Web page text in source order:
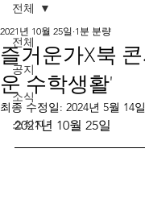
전체
공지
소식
소식지
전체
즐거운가X북
운 수학생활'
2021년 10월 25일 1분 분량
최종 수정일: 2024년 5월 14일
2021년 10월 25일